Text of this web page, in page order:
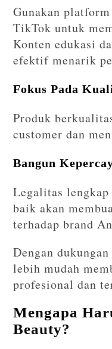
Gunakan
TikTok untuk
Konten edukasi
efektif menarik
Fokus Pada
Produk
customer dan
Bangun
Legalitas
baik akan
terhadap brand
Dengan
lebih mudah
profesional dan
Mengapa
Beauty?